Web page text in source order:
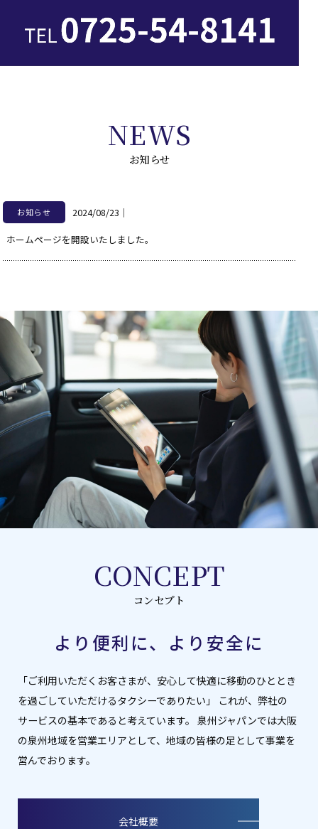
NEWS
お知らせ
お知らせ 2024/08/23 ｜
ホームページを開設いたしました。
CONCEPT
コンセプト
より便利に、より安全に
「ご利用いただくお客さまが、安心して快適に移動のひととき
を過ごしていただけるタクシーでありたい」 これが、弊社の
サービスの基本であると考えています。 泉州ジャパンでは大阪
の泉州地域を営業エリアとして、地域の皆様の足として事業を
営んでおります。
会社概要